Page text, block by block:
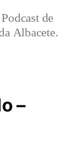
Podcast de
Albacete.
–